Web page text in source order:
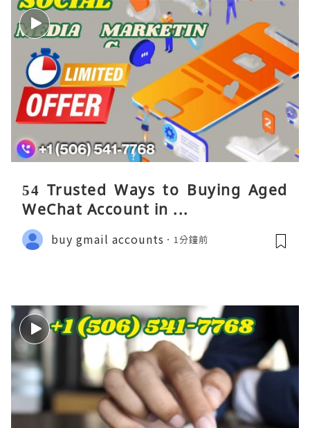
54 Trusted Ways to Buying Aged
WeChat Account in ...
buy gmail accounts 1分鐘前